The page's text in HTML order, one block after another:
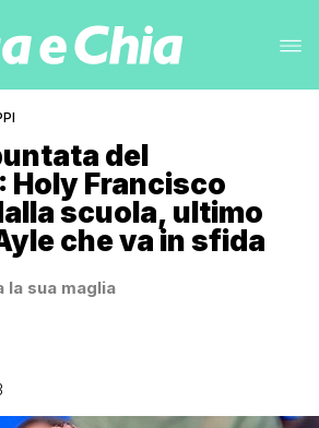
del
Holy Francisco
scuola, ultimo
che va in sfida
la sua maglia